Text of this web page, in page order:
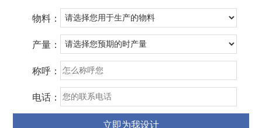
物料：
产量：
称呼：
电话：